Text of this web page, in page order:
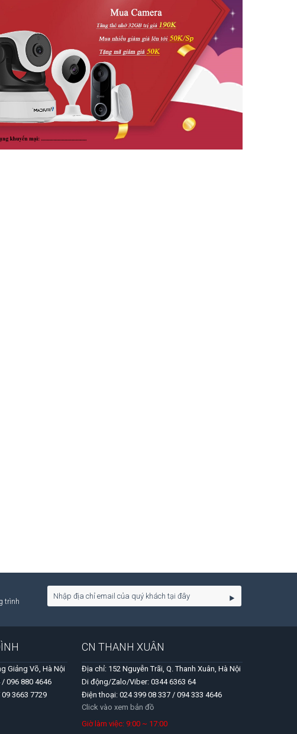
trình
Giảng Võ, Hà Nội
096 880 4646
3663 7729
CN THANH XUÂN
Địa chỉ: 152 Nguyễn Trãi, Q. Thanh Xuân, Hà Nội
Di động/Zalo/Viber: 0344 6363 64
Điện thoại: 024 399 08 337 / 094 333 4646
Click vào xem bản đồ
Giờ làm việc: 9:00 ~ 17:00